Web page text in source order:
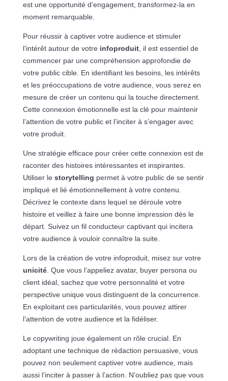
est une opportunité d’engagement, transformez-la en
moment remarquable.
Pour réussir à captiver votre audience et stimuler
l’intérêt autour de votre infoproduit, il est essentiel de
commencer par une compréhension approfondie de
votre public cible. En identifiant les besoins, les intérêts
et les préoccupations de votre audience, vous serez en
mesure de créer un contenu qui la touche directement.
Cette connexion émotionnelle est la clé pour maintenir
l’attention de votre public et l’inciter à s’engager avec
votre produit.
Une stratégie efficace pour créer cette connexion est de
raconter des histoires intéressantes et inspirantes.
Utiliser le storytelling permet à votre public de se sentir
impliqué et lié émotionnellement à votre contenu.
Décrivez le contexte dans lequel se déroule votre
histoire et veillez à faire une bonne impression dès le
départ. Suivez un fil conducteur captivant qui incitera
votre audience à vouloir connaître la suite.
Lors de la création de votre infoproduit, misez sur votre
unicité. Que vous l’appeliez avatar, buyer persona ou
client idéal, sachez que votre personnalité et votre
perspective unique vous distinguent de la concurrence.
En exploitant ces particularités, vous pouvez attirer
l’attention de votre audience et la fidéliser.
Le copywriting joue également un rôle crucial. En
adoptant une technique de rédaction persuasive, vous
pouvez non seulement captiver votre audience, mais
aussi l’inciter à passer à l’action. N’oubliez pas que vous